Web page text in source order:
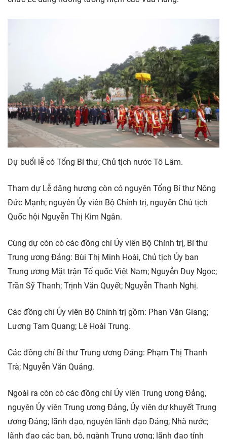
Dự buổi lễ có Tổng Bí thư, Chủ tịch nước Tô Lâm.
Tham dự Lễ dâng hương còn có nguyên Tổng Bí thư Nông
Đức Mạnh; nguyên Ủy viên Bộ Chính trị, nguyên Chủ tịch
Quốc hội Nguyễn Thị Kim Ngân.
Cùng dự còn có các đồng chí Ủy viên Bộ Chính trị, Bí thư
Trung ương Đảng: Bùi Thị Minh Hoài, Chủ tịch Ủy ban
Trung ương Mặt trận Tổ quốc Việt Nam; Nguyễn Duy Ngọc;
Trần Sỹ Thanh; Trịnh Văn Quyết; Nguyễn Thanh Nghị.
Các đồng chí Ủy viên Bộ Chính trị gồm: Phan Văn Giang;
Lương Tam Quang; Lê Hoài Trung.
Các đồng chí Bí thư Trung ương Đảng: Phạm Thị Thanh
Trà; Nguyễn Văn Quảng.
Ngoài ra còn có các đồng chí Ủy viên Trung ương Đảng,
nguyên Ủy viên Trung ương Đảng, Ủy viên dự khuyết Trung
ương Đảng; lãnh đạo, nguyên lãnh đạo Đảng, Nhà nước;
lãnh đạo các ban, bộ, ngành Trung ương; lãnh đạo tỉnh